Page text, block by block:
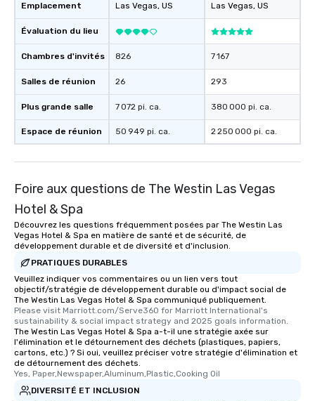
Emplacement
Évaluation du lieu
Chambres d'invités
Salles de réunion
Plus grande salle
Espace de réunion
Las Vegas, US
826
26
7 072 pi. ca.
50 949 pi. ca.
Las Vegas, US
7 167
293
380 000 pi. ca.
2 250 000 pi. ca.
Foire aux questions de The Westin Las Vegas
Hotel & Spa
Découvrez les questions fréquemment posées par The Westin Las
Vegas Hotel & Spa en matière de santé et de sécurité, de
développement durable et de diversité et d'inclusion.
PRATIQUES DURABLES
Veuillez indiquer vos commentaires ou un lien vers tout
objectif/stratégie de développement durable ou d'impact social de
The Westin Las Vegas Hotel & Spa communiqué publiquement.
Please visit Marriott.com/Serve360 for Marriott International's
sustainability & social impact strategy and 2025 goals information.
The Westin Las Vegas Hotel & Spa a-t-il une stratégie axée sur
l'élimination et le détournement des déchets (plastiques, papiers,
cartons, etc.) ? Si oui, veuillez préciser votre stratégie d'élimination et
de détournement des déchets.
Yes, Paper,Newspaper,Aluminum,Plastic,Cooking Oil
DIVERSITÉ ET INCLUSION